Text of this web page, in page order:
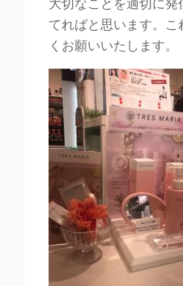
てればと思います。
くお願いいたします。